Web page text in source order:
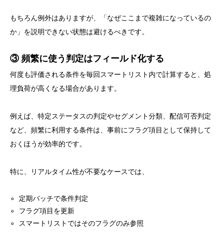
もちろん例外はありますが、「なぜここまで複雑になっているの
か」を説明できない状態は避けるべきです。
③ 頻繁に使う判定はフィールド化する
何度も評価される条件を毎回スマートリスト内で計算すると、処
理負荷が高くなる場合があります。
例えば、特定ステータスの判定やセグメント分類、配信可否判定
など、頻繁に利用する条件は、事前にフラグ項目として保持して
おくほうが効率的です。
特に、リアルタイム性が不要なケースでは、
定期バッチで条件判定
フラグ項目を更新
スマートリストではそのフラグのみ参照